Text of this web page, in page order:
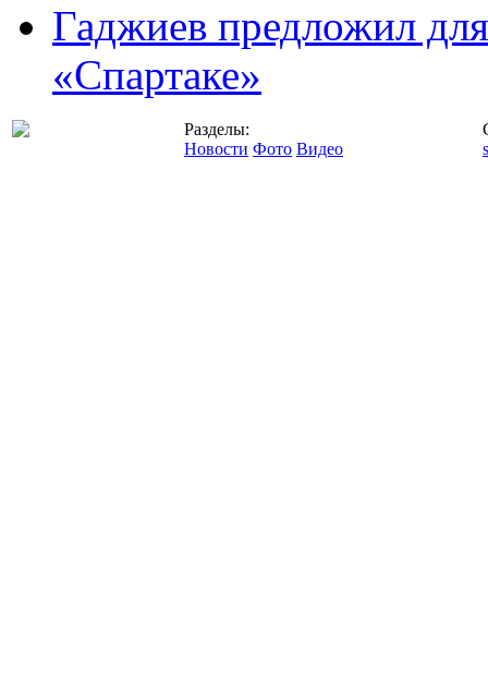
Гаджиев предложил
«Спартаке»
Разделы:
Новости Фото Видео